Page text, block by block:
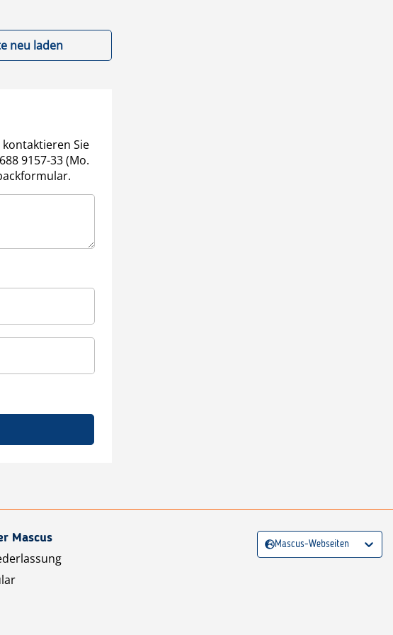
neu laden
kontaktieren Sie
9157-33 (Mo.
Mascus Mascus-Webseiten